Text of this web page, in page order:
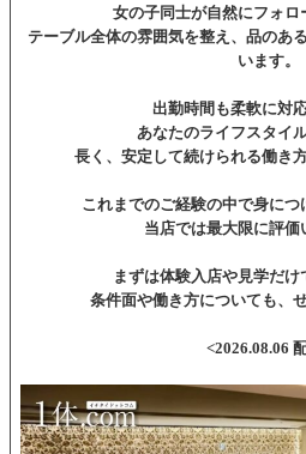
女の子同士が自然にフォロ
テーブル全体の雰囲気を整え、品のあ
います。
出勤時間も柔軟に対
あなたのライフスタイ
長く、安定して続けられる働き
これまでのご経験の中で身につ
当店では最大限に評価
まずは体験入店や見学だけ
条件面や働き方についても、
<2026.08.06